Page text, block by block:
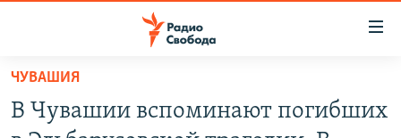
упрощенного
доступа
Вернуться
ПОДКАСТЫ
ЧУВАШИЯ
В Чувашии вспоминают погибших